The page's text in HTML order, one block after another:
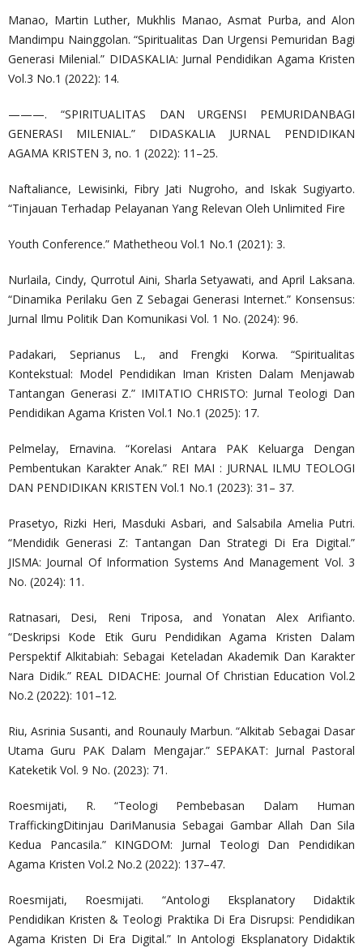
Manao, Martin Luther, Mukhlis Manao, Asmat Purba, and Alon
Mandimpu Nainggolan. “Spiritualitas Dan Urgensi Pemuridan Bagi
Generasi Milenial.” DIDASKALIA: Jurnal Pendidikan Agama Kristen
Vol.3 No.1 (2022): 14.
———. “SPIRITUALITAS DAN URGENSI PEMURIDANBAGI
GENERASI MILENIAL.” DIDASKALIA JURNAL PENDIDIKAN
AGAMA KRISTEN 3, no. 1 (2022): 11–25.
Naftaliance, Lewisinki, Fibry Jati Nugroho, and Iskak Sugiyarto.
“Tinjauan Terhadap Pelayanan Yang Relevan Oleh Unlimited Fire
Youth Conference.” Mathetheou Vol.1 No.1 (2021): 3.
Nurlaila, Cindy, Qurrotul Aini, Sharla Setyawati, and April Laksana.
“Dinamika Perilaku Gen Z Sebagai Generasi Internet.” Konsensus:
Jurnal Ilmu Politik Dan Komunikasi Vol. 1 No. (2024): 96.
Padakari, Seprianus L., and Frengki Korwa. “Spiritualitas
Kontekstual: Model Pendidikan Iman Kristen Dalam Menjawab
Tantangan Generasi Z.” IMITATIO CHRISTO: Jurnal Teologi Dan
Pendidikan Agama Kristen Vol.1 No.1 (2025): 17.
Pelmelay, Ernavina. “Korelasi Antara PAK Keluarga Dengan
Pembentukan Karakter Anak.” REI MAI : JURNAL ILMU TEOLOGI
DAN PENDIDIKAN KRISTEN Vol.1 No.1 (2023): 31– 37.
Prasetyo, Rizki Heri, Masduki Asbari, and Salsabila Amelia Putri.
“Mendidik Generasi Z: Tantangan Dan Strategi Di Era Digital.”
JISMA: Journal Of Information Systems And Management Vol. 3
No. (2024): 11.
Ratnasari, Desi, Reni Triposa, and Yonatan Alex Arifianto.
“Deskripsi Kode Etik Guru Pendidikan Agama Kristen Dalam
Perspektif Alkitabiah: Sebagai Keteladan Akademik Dan Karakter
Nara Didik.” REAL DIDACHE: Journal Of Christian Education Vol.2
No.2 (2022): 101–12.
Riu, Asrinia Susanti, and Rounauly Marbun. “Alkitab Sebagai Dasar
Utama Guru PAK Dalam Mengajar.” SEPAKAT: Jurnal Pastoral
Kateketik Vol. 9 No. (2023): 71.
Roesmijati, R. “Teologi Pembebasan Dalam Human
TraffickingDitinjau DariManusia Sebagai Gambar Allah Dan Sila
Kedua Pancasila.” KINGDOM: Jurnal Teologi Dan Pendidikan
Agama Kristen Vol.2 No.2 (2022): 137–47.
Roesmijati, Roesmijati. “Antologi Eksplanatory Didaktik
Pendidikan Kristen & Teologi Praktika Di Era Disrupsi: Pendidikan
Agama Kristen Di Era Digital.” In Antologi Eksplanatory Didaktik